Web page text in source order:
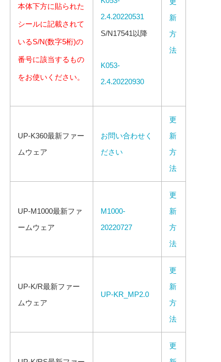
本体下方に貼られた
シールに記載されて
いるS/N(数字5桁)の
番号に該当するもの
をお使いください。
2.4.20220531
S/N17541以降
K053-
2.4.20220930
新
方
法
UP-K360最新ファー
ムウェア
お問い合わせく
ださい
更
新
方
法
UP-M1000最新ファ
ームウェア
M1000-
20220727
更
新
方
法
UP-K/R最新ファー
ムウェア
UP-KR_MP2.0
更
新
方
法
更